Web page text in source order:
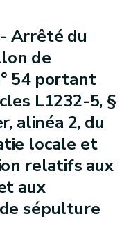
Arrêté du
de
54 portant
L1232-5, §
alinéa 2, du
locale et
relatifs aux
aux
sépulture